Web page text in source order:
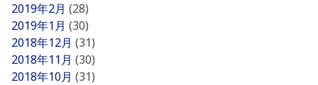
2019年2月 (28)
2019年1月 (30)
2018年12月 (31)
2018年11月 (30)
2018年10月 (31)